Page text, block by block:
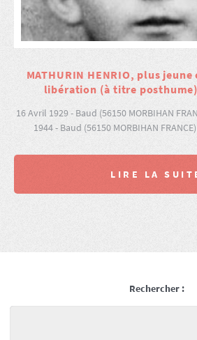
MATHURIN HENRIO, plus
libération (à titre
16 Avril 1929 - Baud (56150 MORBIHAN
1944 - Baud (56150 MORBIHAN
LIRE LA
Rechercher :